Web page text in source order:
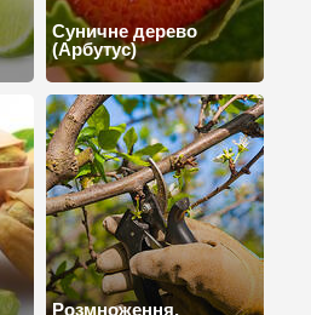
Суничне дерево
(Арбутус)
Розмноження,